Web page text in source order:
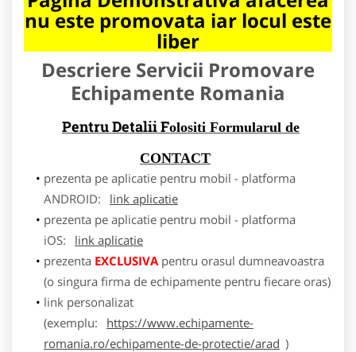
nu este promovata iar locul este
liber
Descriere Servicii Promovare
Echipamente Romania
Pentru Detalii Folositi Formularul de
CONTACT
prezenta pe aplicatie pentru mobil - platforma
ANDROID:
link aplicatie
prezenta pe aplicatie pentru mobil - platforma
iOS:
link aplicatie
prezenta EXCLUSIVApentru orasul dumneavoastra
(o singura firma de echipamente pentru fiecare oras)
link personalizat
(exemplu:
https://www.echipamente-
romania.ro/echipamente-de-protectie/arad )